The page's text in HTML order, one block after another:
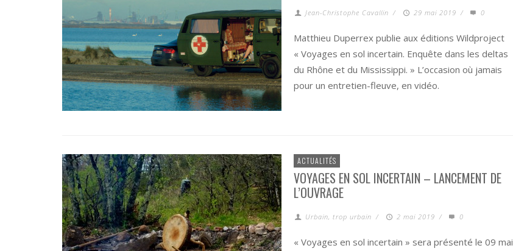
Jean-Christophe Cavallin / 29 mai 2019 / 0
Matthieu Duperrex publie aux éditions Wildproject
« Voyages en sol incertain. Enquête dans les deltas
du Rhône et du Mississippi. » L’occasion où jamais
pour un entretien-fleuve, en vidéo.
ACTUALITÉS
VOYAGES EN SOL INCERTAIN – LANCEMENT DE
L’OUVRAGE
Urbain, trop urbain / 2 mai 2019 / 0
« Voyages en sol incertain » sera présenté le 09 mai